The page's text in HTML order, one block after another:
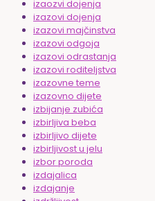
izaozvi dojenja
izazovi dojenja
izazovi majčinstva
izazovi odgoja
izazovi odrastanja
izazovi roditeljstva
izazovne teme
izazovno dijete
izbijanje zubića
izbirljiva beba
izbirljivo dijete
izbirljivost u jelu
izbor poroda
izdajalica
izdajanje